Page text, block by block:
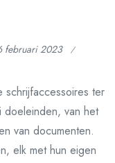
februari 2023
schrijfaccessoires ter
van het
van documenten.
elk met hun eigen